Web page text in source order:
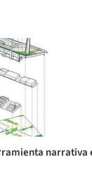
narrativa